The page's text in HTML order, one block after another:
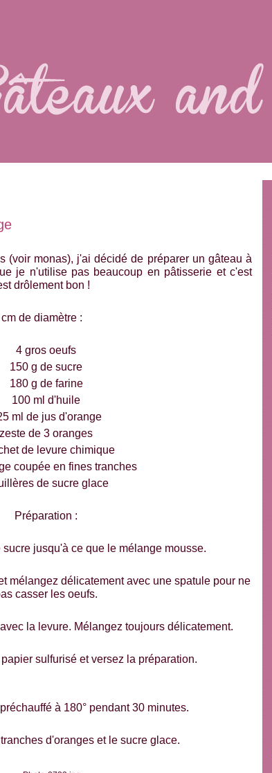
(voir monas), j'ai décidé de préparer un gâteau à
je n'utilise pas beaucoup en pâtisserie et c'est
drôlement bon !
de diamètre :
4 gros oeufs
150 g de sucre
180 g de farine
100 ml d'huile
ml de jus d'orange
zeste de 3 oranges
de levure chimique
coupée en fines tranches
de sucre glace
Préparation :
sucre jusqu'à ce que le mélange mousse.
mélangez délicatement avec une spatule pour ne
casser les oeufs.
la levure. Mélangez toujours délicatement.
sulfurisé et versez la préparation.
à 180° pendant 30 minutes.
d'oranges et le sucre glace.